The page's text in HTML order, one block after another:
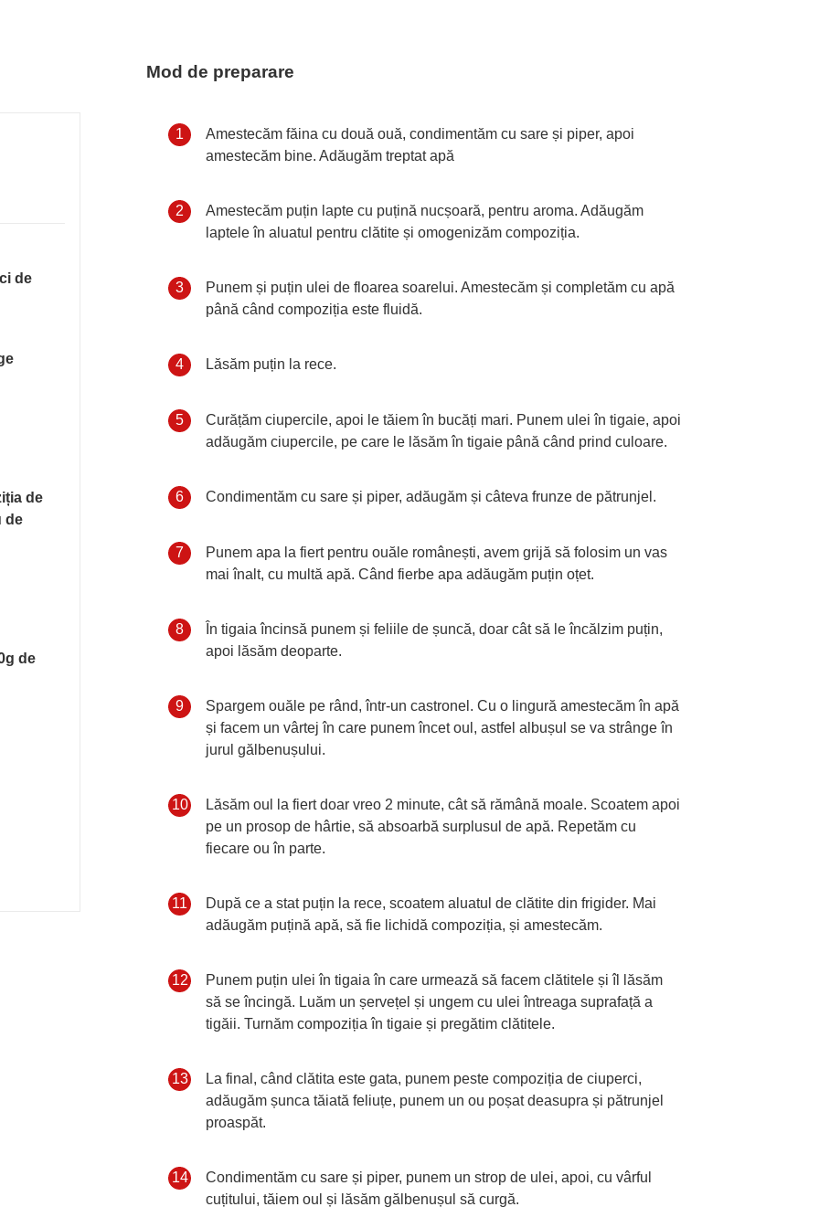
de
de
de
de
Mod de preparare
1 Etapă de gătit
Amestecăm făina cu două ouă, condimentăm cu sare și piper, apoi
amestecăm bine. Adăugăm treptat apă
2 Etapă de gătit
Amestecăm puțin lapte cu puțină nucșoară, pentru aroma. Adăugăm
laptele în aluatul pentru clătite și omogenizăm compoziția.
3 Etapă de gătit
Punem și puțin ulei de floarea soarelui. Amestecăm și completăm cu apă
până când compoziția este fluidă.
4 Etapă de gătit
Lăsăm puțin la rece.
5 Etapă de gătit
Curățăm ciupercile, apoi le tăiem în bucăți mari. Punem ulei în tigaie, apoi
adăugăm ciupercile, pe care le lăsăm în tigaie până când prind culoare.
6 Etapă de gătit
Condimentăm cu sare și piper, adăugăm și câteva frunze de pătrunjel.
7 Etapă de gătit
Punem apa la fiert pentru ouăle românești, avem grijă să folosim un vas
mai înalt, cu multă apă. Când fierbe apa adăugăm puțin oțet.
8 Etapă de gătit
În tigaia încinsă punem și feliile de șuncă, doar cât să le încălzim puțin,
apoi lăsăm deoparte.
9 Etapă de gătit
Spargem ouăle pe rând, într-un castronel. Cu o lingură amestecăm în apă
și facem un vârtej în care punem încet oul, astfel albușul se va strânge în
jurul gălbenușului.
10 Etapă de gătit
Lăsăm oul la fiert doar vreo 2 minute, cât să rămână moale. Scoatem apoi
pe un prosop de hârtie, să absoarbă surplusul de apă. Repetăm cu
fiecare ou în parte.
11 Etapă de gătit
După ce a stat puțin la rece, scoatem aluatul de clătite din frigider. Mai
adăugăm puțină apă, să fie lichidă compoziția, și amestecăm.
12 Etapă de gătit
Punem puțin ulei în tigaia în care urmează să facem clătitele și îl lăsăm
să se încingă. Luăm un șervețel și ungem cu ulei întreaga suprafață a
tigăii. Turnăm compoziția în tigaie și pregătim clătitele.
13 Etapă de gătit
La final, când clătita este gata, punem peste compoziția de ciuperci,
adăugăm șunca tăiată feliuțe, punem un ou poșat deasupra și pătrunjel
proaspăt.
14 Etapă de gătit
Condimentăm cu sare și piper, punem un strop de ulei, apoi, cu vârful
cuțitului, tăiem oul și lăsăm gălbenușul să curgă.